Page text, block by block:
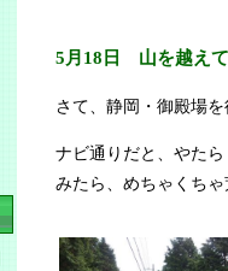
5月18日 山を越え
さて、静岡・御殿場
ナビ通りだと、やた
みたら、めちゃくち